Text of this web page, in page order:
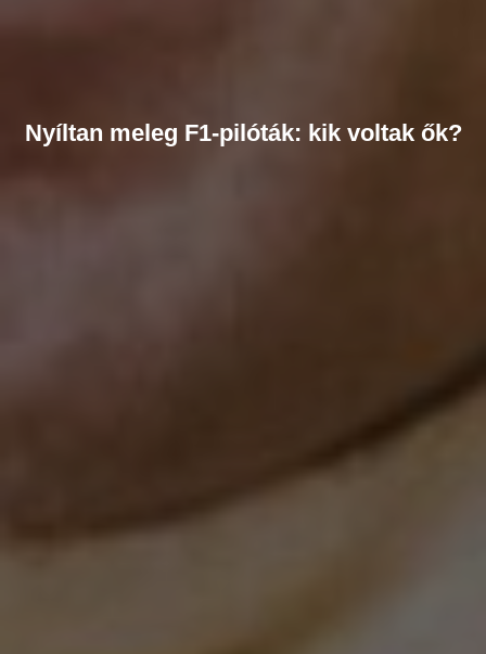
Nyíltan meleg F1-pilóták: kik voltak ők?